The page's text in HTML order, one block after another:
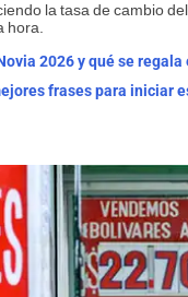
la tasa de cambio
hora.
2026 y qué se